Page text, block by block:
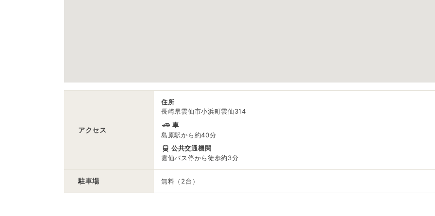
アクセス
住所
長崎県雲仙市小浜町雲仙314
車
島原駅から約40分
公共交通機関
雲仙バス停から徒歩約3分
駐車場 無料（2台）